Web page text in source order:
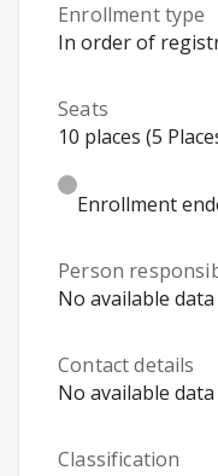
Enrollment type
In order of
Seats
10 places (5
Enrollment
Person
No available data
Contact details
No available data
Classification